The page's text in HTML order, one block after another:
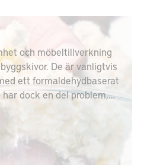
och möbeltillverkning
De är vanligtvis
ett formaldehydbaserat
dock en del problem,
åt sig fukt och att
och potentiellt
LigniGC syftar till att